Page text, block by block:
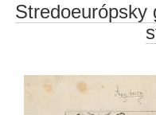
Stredoeurópsky